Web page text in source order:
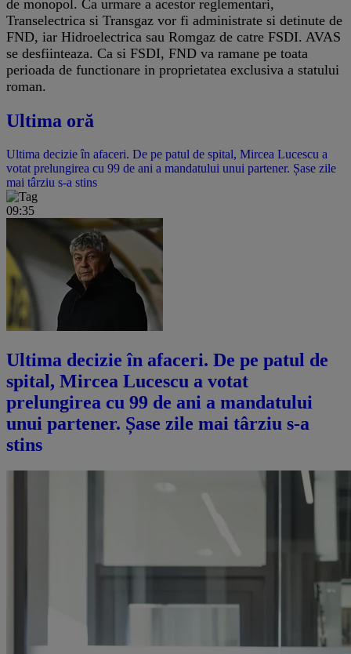
de monopol. Ca urmare a acestor reglementari,
Transelectrica si Transgaz vor fi administrate si detinute de
FND, iar Hidroelectrica sau Romgaz de catre FSDI. AVAS
se desfiinteaza. Ca si FSDI, FND va ramane pe toata
perioada de functionare in proprietatea exclusiva a statului
roman.
Ultima oră
Ultima decizie în afaceri. De pe patul de spital, Mircea Lucescu a
votat prelungirea cu 99 de ani a mandatului unui partener. Șase zile
mai târziu s-a stins
09:35
Ultima decizie în afaceri. De pe patul de
spital, Mircea Lucescu a votat
prelungirea cu 99 de ani a mandatului
unui partener. Șase zile mai târziu s-a
stins